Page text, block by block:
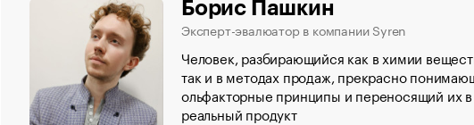
Борис Пашкин
Эксперт-эвалюатор в компании Syren
Человек, разбирающийся как в химии
так и в методах продаж, прекрасно
ольфакторные принципы и переносящий их в
реальный продукт